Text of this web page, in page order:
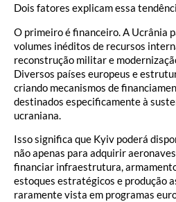
Dois fatores explicam essa
O primeiro é financeiro. A Ucrânia
volumes inéditos de recursos
reconstrução militar e
Diversos países europeus e
criando mecanismos de
destinados especificamente à
ucraniana.
Isso significa que Kyiv poderá
não apenas para adquirir
financiar infraestrutura,
estoques estratégicos e produção
raramente vista em programas